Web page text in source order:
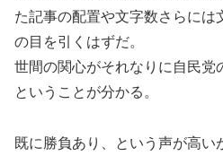
た記事の配置や文字数さらには
の目を引くはずだ。
世間の関心がそれなりに自民党
ということが分かる。
既に勝負あり、という声が高い